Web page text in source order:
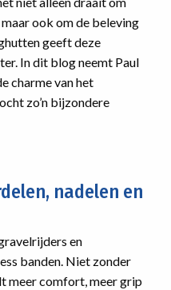
ook om de beleving
geeft deze
In dit blog neemt Paul
charme van het
zo’n bijzondere
nadelen en
en
banden. Niet zonder
meer comfort, meer grip